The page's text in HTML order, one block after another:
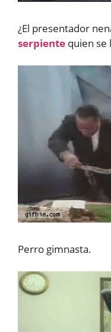
¿El presentador
serpiente quien se
Perro gimnasta.